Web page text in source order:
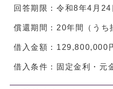
回答期限：令和8年4月
償還期間：20年間（うち
借入金額：129,800,000
借入条件：固定金利・元